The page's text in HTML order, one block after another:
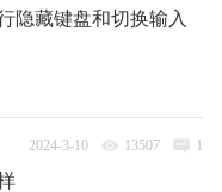
隐藏键盘和切换输入
2024-3-10 13507 1